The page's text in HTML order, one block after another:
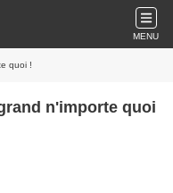
MENU
quoi !
n'importe quoi